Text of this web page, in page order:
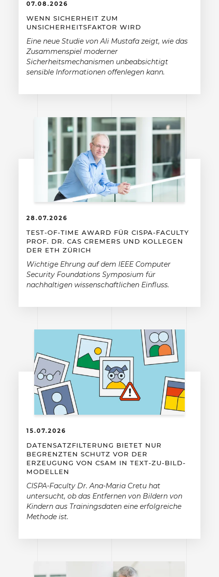
07.08.2026
WENN SICHERHEIT ZUM
UNSICHERHEITSFAKTOR WIRD
Eine neue Studie von Ali Mustafa zeigt, wie das
Zusammenspiel moderner
Sicherheitsmechanismen unbeabsichtigt
sensible Informationen offenlegen kann.
28.07.2026
TEST-OF-TIME AWARD FÜR CISPA-FACULTY
PROF. DR. CAS CREMERS UND KOLLEGEN
DER ETH ZÜRICH
Wichtige Ehrung auf dem IEEE Computer
Security Foundations Symposium für
nachhaltigen wissenschaftlichen Einfluss.
15.07.2026
DATENSATZFILTERUNG BIETET NUR
BEGRENZTEN SCHUTZ VOR DER
ERZEUGUNG VON CSAM IN TEXT-ZU-BILD-
MODELLEN
CISPA-Faculty Dr. Ana-Maria Cretu hat
untersucht, ob das Entfernen von Bildern von
Kindern aus Trainingsdaten eine erfolgreiche
Methode ist.